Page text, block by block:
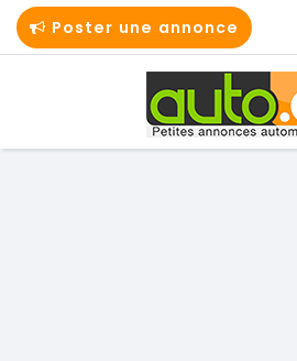
Poster une annonce